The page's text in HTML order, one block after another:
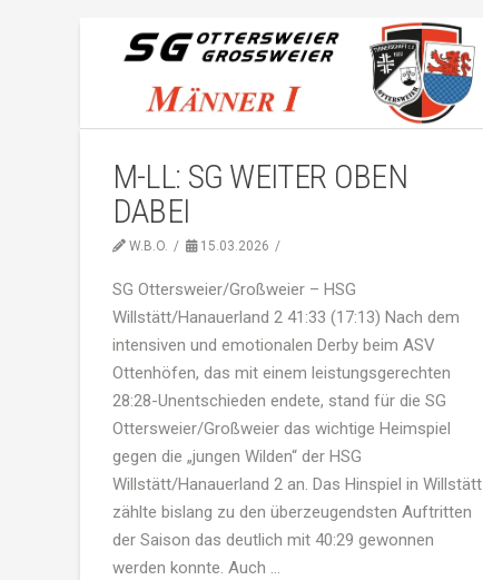
M-LL: SG WEITER OBEN
DABEI
W.B.O. 15.03.2026
SG Ottersweier/Großweier – HSG
Willstätt/Hanauerland 2 41:33 (17:13) Nach dem
intensiven und emotionalen Derby beim ASV
Ottenhöfen, das mit einem leistungsgerechten
28:28-Unentschieden endete, stand für die SG
Ottersweier/Großweier das wichtige Heimspiel
gegen die „jungen Wilden“ der HSG
Willstätt/Hanauerland 2 an. Das Hinspiel in Willstätt
zählte bislang zu den überzeugendsten Auftritten
der Saison das deutlich mit 40:29 gewonnen
werden konnte. Auch …